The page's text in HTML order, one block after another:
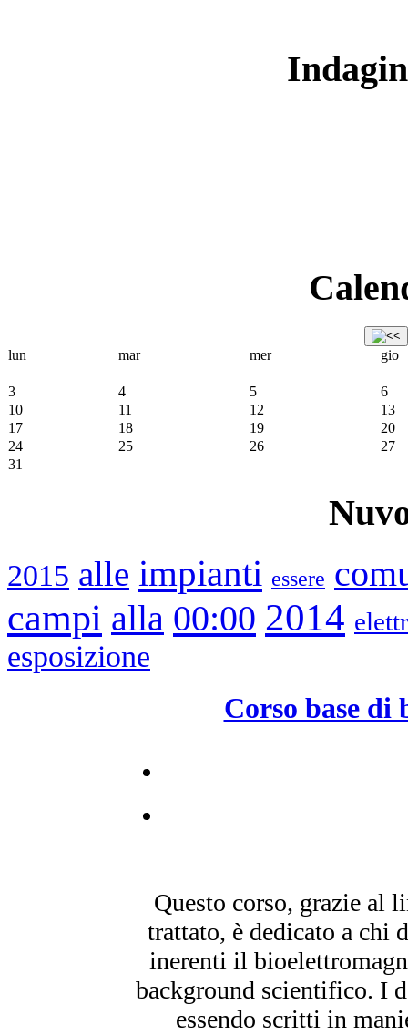
lun
mar mer gio
3 4 5
6
10
11 12
13
17
18 19
20
24
25 26
27
31
2015 alle impianti essere
campi alla 00:00 2014
esposizione
Corso base di
Questo corso, grazie al
trattato, è dedicato a chi
inerenti il
background scientifico. I
essendo scritti in